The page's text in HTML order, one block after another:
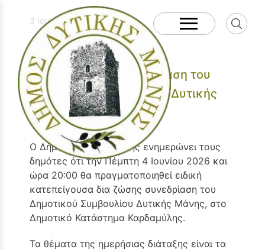
Πρόσκληση σε Ειδική
Κατεπείγουσα Συνεδρίαση του
Δημοτικού Συμβουλίου Δυτικής
Μάνης
3 Ιουνίου, 2026
Ο Δήμος Δυτικής Μάνης ενημερώνει τους
δημότες ότι την Πέμπτη 4 Ιουνίου 2026 και
ώρα 20:00 θα πραγματοποιηθεί ειδική
κατεπείγουσα δια ζώσης συνεδρίαση του
Δημοτικού Συμβουλίου Δυτικής Μάνης, στο
Δημοτικό Κατάστημα Καρδαμύλης.
Τα θέματα της ημερήσιας διάταξης είναι τα